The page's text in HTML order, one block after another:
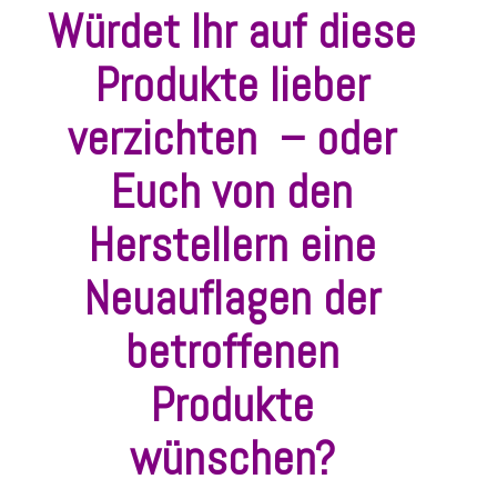
Würdet Ihr auf diese
Produkte lieber
verzichten – oder
Euch von den
Herstellern eine
Neuauflagen der
betroffenen
Produkte
wünschen?